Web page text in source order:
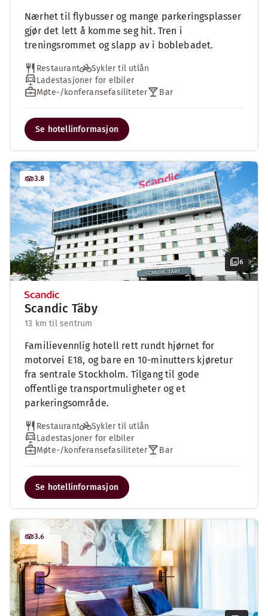
Nærhet til flybusser og mange parkeringsplasser
gjør det lett å komme seg hit. Tren i
treningsrommet og slapp av i boblebadet.
Restaurant
Sykler til utlån
Ladestasjoner for elbiler
Møte-/konferansefasiliteter
Bar
Se hotellinformasjon
6
3.8
Scandic Täby
13 km til sentrum
Familievennlig hotell rett rundt hjørnet for
motorvei E18, og bare en 10-minutters kjøretur
fra sentrale Stockholm. Tilgang til gode
offentlige transportmuligheter og et
parkeringsområde.
Restaurant
Sykler til utlån
Ladestasjoner for elbiler
Møte-/konferansefasiliteter
Bar
Se hotellinformasjon
3.6